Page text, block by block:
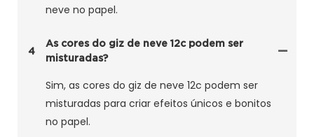
neve no papel.
4
As cores do giz de neve 12c podem ser
misturadas?
Sim, as cores do giz de neve 12c podem ser
misturadas para criar efeitos únicos e bonitos
no papel.